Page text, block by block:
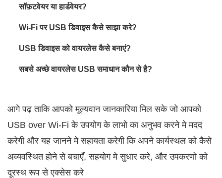
सॉफ़टवेयर या हार्डवेयर?
Wi‑Fi पर USB डिवाइस कैसे साझा करे?
USB डिवाइस को वायरलेस कैसे बनाएं?
सबसे अच्छे वायरलेस USB समाधान कौन से है?
आगे पढ़ ताकि आपको मूल्यवान जानकारिया मिल सके जो आपको
USB over Wi‑Fi के उपयोग के लाभो का अनुभव करने मे मदद
करेगी और यह जानने मे सहायता करेगी कि अपने कार्यस्थल को कैसे
अव्यवस्थित होने से बचाएँ, सहयोग मे सुधार करे, और उपकरणो को
दूरस्थ रूप से एक्सेस करे